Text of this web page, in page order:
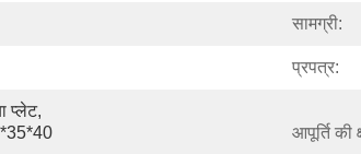
सामग्री:
प्रपत्र:
प्लेट,
आपूर्ति की